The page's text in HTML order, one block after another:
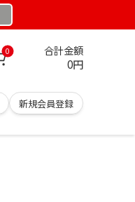
0 合計金額
0円
新規会員登録